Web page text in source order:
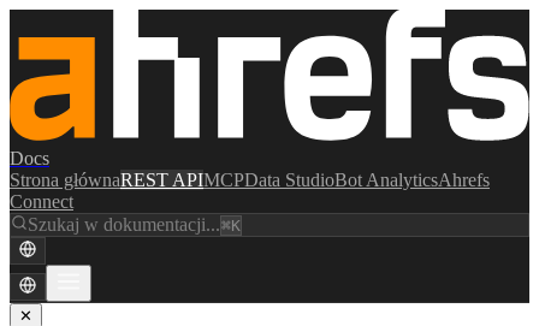
Docs
Strona głównaREST APIMCPData StudioBot AnalyticsAhrefs
Connect
Szukaj w dokumentacji...⌘K
✕